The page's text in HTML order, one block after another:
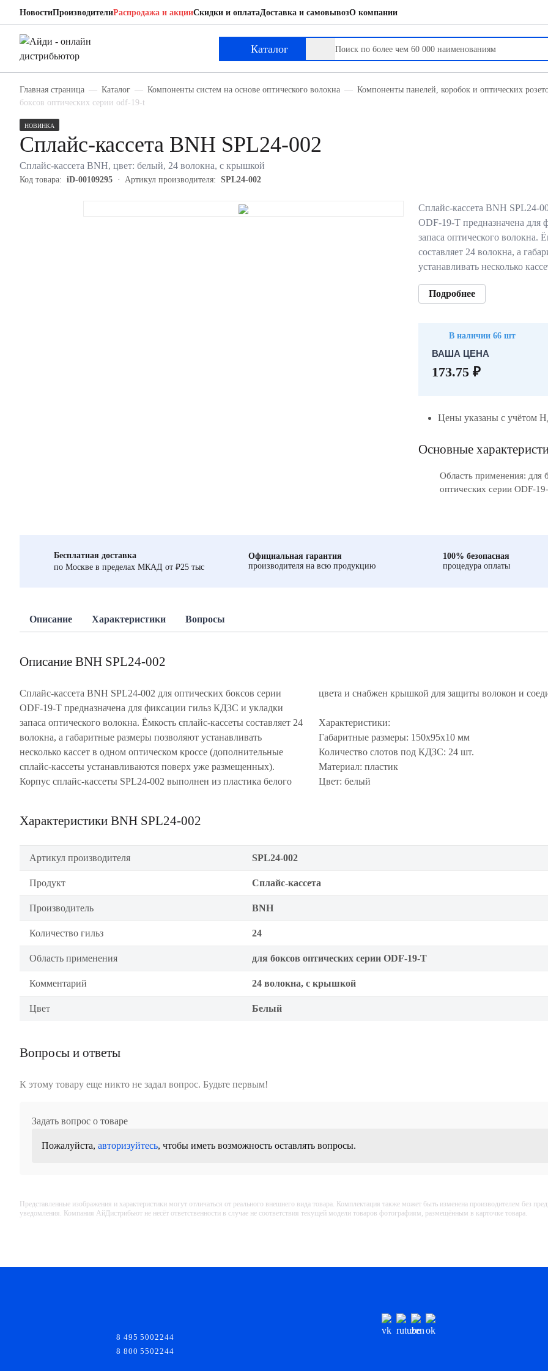
НовостиПроизводителиРаспродажа и акцииСкидки и оплатаДоставка и самовывозО компании
Каталог
Главная страница Каталог Компоненты систем на основе оптического волокна Компоненты панелей, коробок и оптических
боксов оптических серии odf-19-t
НОВИНКА
Сплайс-кассета BNH SPL24-002
Сплайс-кассета BNH, цвет: белый, 24 волокна, с крышкой
Код товара: iD-00109295 Артикул производителя: SPL24-002
Сплайс-кассета BNH SPL24-
ODF-19-T предназначена
запаса оптического волокна.
составляет 24 волокна, а
устанавливать несколько
Подробнее
В наличии 66 шт
ВАША ЦЕНА
173.75 ₽
Цены указаны с учётом
Основные
Область применения: для
оптических серии ODF-
Бесплатная доставка
по Москве в пределах МКАД от ₽25 тыс
Официальная гарантия
производителя на всю продукцию
100% безопасная
процедура оплаты
Описание Характеристики Вопросы
Описание BNH SPL24-002
Сплайс-кассета BNH SPL24-002 для оптических боксов серии
ODF-19-T предназначена для фиксации гильз КДЗС и укладки
запаса оптического волокна. Ёмкость сплайс-кассеты составляет 24
волокна, а габаритные размеры позволяют устанавливать
несколько кассет в одном оптическом кроссе (дополнительные
сплайс-кассеты устанавливаются поверх уже размещенных).
Корпус сплайс-кассеты SPL24-002 выполнен из пластика белого
цвета и снабжен крышкой для защиты волокон и
Характеристики:
Габаритные размеры: 150х95х10 мм
Количество слотов под КДЗС: 24 шт.
Материал: пластик
Цвет: белый
Характеристики BNH SPL24-002
Артикул производителя SPL24-002
Продукт Сплайс-кассета
Производитель BNH
Количество гильз 24
Область применения для боксов оптических серии ODF-19-T
Комментарий 24 волокна, с крышкой
Цвет Белый
Вопросы и ответы
К этому товару еще никто не задал вопрос. Будьте первым!
Задать вопрос о товаре
Пожалуйста, авторизуйтесь, чтобы иметь возможность оставлять вопросы.
Представленные изображения и характеристики могут отличаться от реального внешнего вида товара. Комплектация также может быть изменена производителем без
уведомления. Компания АйДистрибьют не несёт ответственности в случае не соответствия текущей модели товаров фотографиям, размещённым в карточке товара.
BNH SPL24-002
Сплайс-кассета
8 495 5002244
8 800 5502244